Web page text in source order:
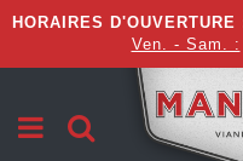
HORAIRES D'OUVERTURE
Ven. - Sam. :